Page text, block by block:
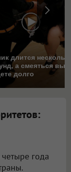
длится
а смеяться вы
долго
года